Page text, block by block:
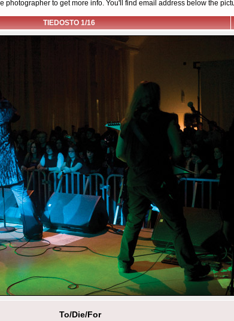
to get more info. You'll find email address below the
TIEDOSTO 1/16
To/Die/For